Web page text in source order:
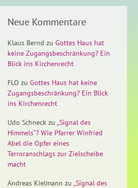
Neue Kommentare
Klaus Bernd zu Gottes Haus hat
keine Zugangsbeschränkung? Ein
Blick ins Kirchenrecht
FLO zu Gottes Haus hat keine
Zugangsbeschränkung? Ein Blick
ins Kirchenrecht
Udo Schneck zu „Signal des
Himmels“? Wie Pfarrer Winfried
Abel die Opfer eines
Terroranschlags zur Zielscheibe
macht
Andreas Kielmann zu „Signal des